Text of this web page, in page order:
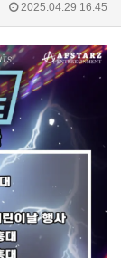
2025.04.29 16:45